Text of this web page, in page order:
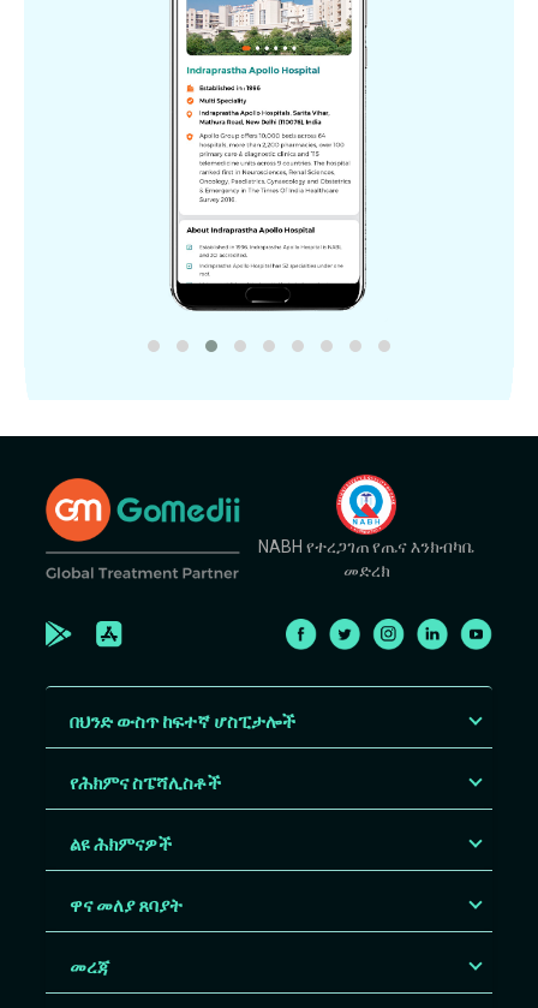
NABH የተረጋገጠ የጤና እንክብካቤ
መድረክ
በህንድ ውስጥ ከፍተኛ ሆስፒታሎች
የሕክምና ስፔሻሊስቶች
ልዩ ሕክምናዎች
ዋና መለያ ጸባያት
መረጃ